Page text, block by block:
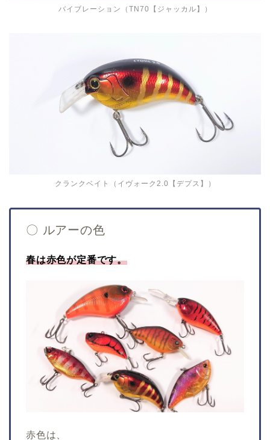
バイブレーション（TN70【ジャッカル】）
クランクベイト（イヴォーク2.0【デプス】）
〇 ルアーの色
春は赤色が定番です。
赤色は、